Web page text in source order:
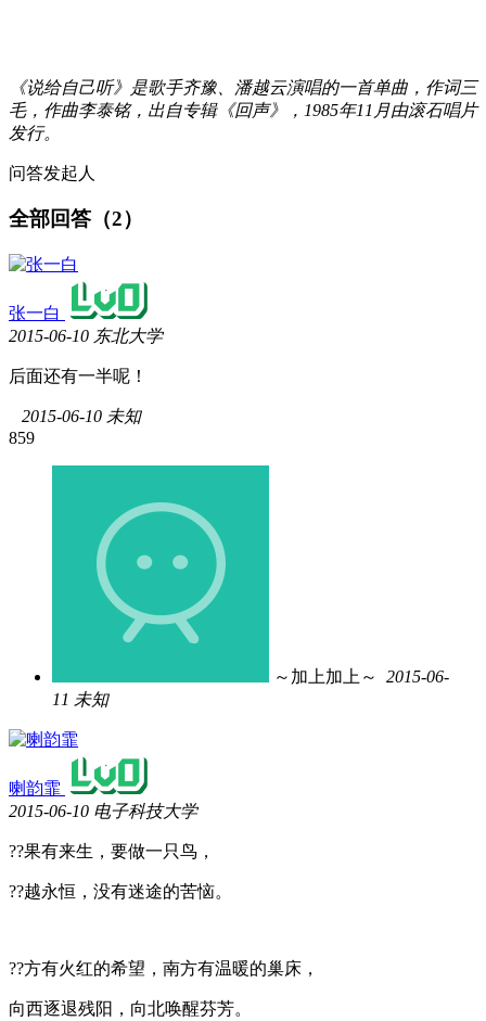
《说给自己听》是歌手齐豫、潘越云演唱的一首单曲，作词三
毛，作曲李泰铭，出自专辑《回声》，1985年11月由滚石唱片
发行。
问答发起人
全部回答（2）
张一白
2015-06-10 东北大学
后面还有一半呢！
2015-06-10 未知
859
～加上加上～ 2015-06-
11 未知
喇韵霏
2015-06-10 电子科技大学
??果有来生，要做一只鸟，
??越永恒，没有迷途的苦恼。
??方有火红的希望，南方有温暖的巢床，
向西逐退残阳，向北唤醒芬芳。